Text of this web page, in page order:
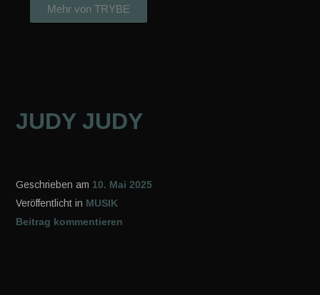
Mehr von TRYBE
JUDY JUDY
Geschrieben am 10. Mai 2025
Veröffentlicht in MUSIK
Beitrag kommentieren